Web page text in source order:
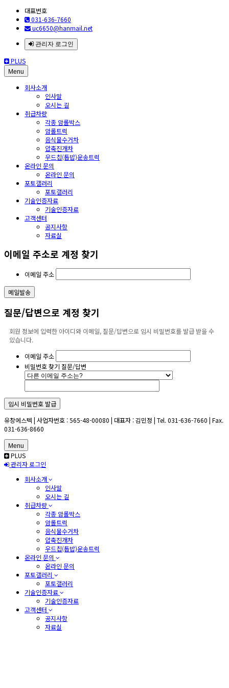
대표번호
031-636-7660
uc6650@hanmail.net
관리자 로그인
PLUS
Menu
회사소개
인사말
오시는 길
취급차량
각종 암롤박스
암롤트럭
음식물수거차
압축진개차
우드칩(톱밥)운송트럭
온라인 문의
온라인 문의
포토갤러리
포토갤러리
기술인증자료
기술인증자료
고객센터
공지사항
자료실
이메일 주소로 계정 찾기
이메일 주소
질문/답변으로 계정 찾기
회원 정보에 입력한 아이디와 이메일, 질문/답변으로 임시 비밀번호를 발급 받을 수
있습니다.
이메일 주소
비밀번호 찾기 질문/답변
유창에스텍 | 사업자번호 : 565-48-00080 | 대표자 : 김민정 | Tel. 031-636-7660 | Fax.
031-636-8660
Menu
PLUS
관리자 로그인
회사소개
인사말
오시는 길
취급차량
각종 암롤박스
암롤트럭
음식물수거차
압축진개차
우드칩(톱밥)운송트럭
온라인 문의
온라인 문의
포토갤러리
포토갤러리
기술인증자료
기술인증자료
고객센터
공지사항
자료실